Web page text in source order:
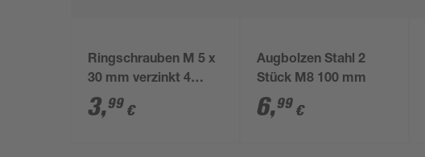
Ringschrauben M 5 x
30 mm verzinkt 4
Stück
3,99 €
Augbolzen Stahl 2
Stück M8 100 mm
6,99 €